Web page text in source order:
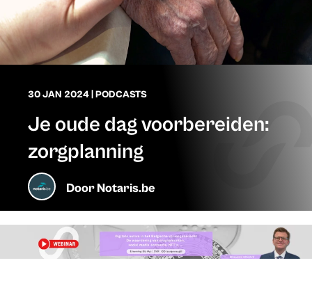
30 JAN 2024 PODCASTS
Je oude dag voorbereiden:
zorgplanning
DoorNotaris.be